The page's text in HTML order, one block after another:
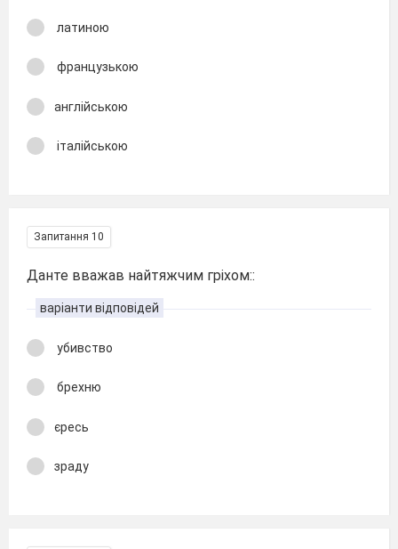
латиною
французькою
англійською
італійською
Запитання 10
Данте вважав найтяжчим гріхом::
варіанти відповідей
убивство
брехню
єресь
зраду